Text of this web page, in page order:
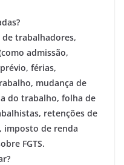
trabalhadores,
admissão,
férias,
mudança de
do trabalho, folha de
retenções de
imposto de renda
FGTS.